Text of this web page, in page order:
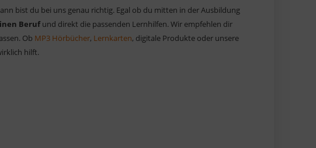
bist du bei uns genau richtig. Egal ob du mitten in der Ausbildung
Berufund direkt die passenden Lernhilfen. Wir empfehlen dir
Ob MP3 Hörbücher, Lernkarten, digitale Produkte oder unsere
hilft.